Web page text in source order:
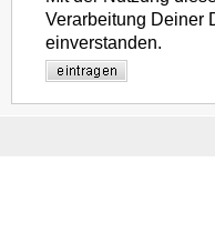
Verarbeitung Deiner
einverstanden.